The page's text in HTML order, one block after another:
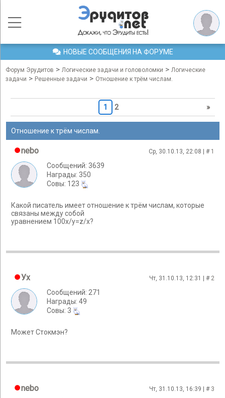
НОВЫЕ СООБЩЕНИЯ НА ФОРУМЕ
Форум Эрудитов > Логические задачи и головоломки > Логические
задачи > Решенные задачи > Oтношение к трём числам.
1 2 »
Oтношение к трём числам.
nebo Ср, 30.10.13, 22:08 | # 1
Сообщений: 3639
Награды: 350
Cовы: 123
Какой писатель имеет отношение к трём числам, которые
связаны между собой
уравнением 100x/y=z/x?
Ух Чт, 31.10.13, 12:31 | # 2
Сообщений: 271
Награды: 49
Cовы: 3
Может Стокмэн?
nebo Чт, 31.10.13, 16:39 | # 3